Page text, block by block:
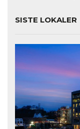
SISTE LOKALER